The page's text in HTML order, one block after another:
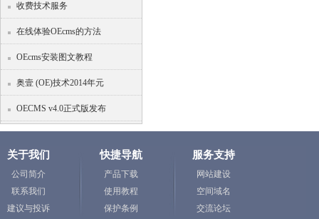
收费技术服务
在线体验OEcms的方法
OEcms安装图文教程
奥壹 (OE)技术2014年元
OECMS v4.0正式版发布
关于我们
公司简介
联系我们
建议与投诉
快捷导航
产品下载
使用教程
保护条例
服务支持
网站建设
空间域名
交流论坛